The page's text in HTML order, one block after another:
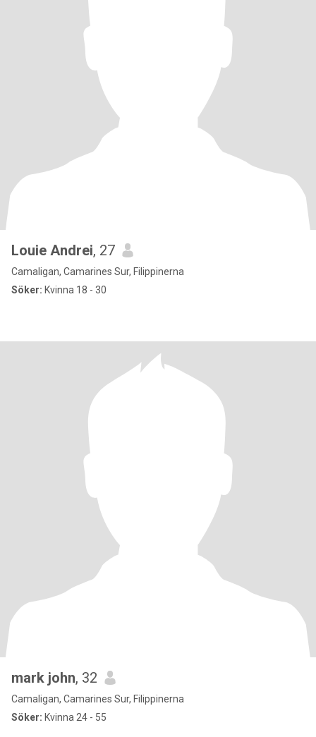
Louie Andrei, 27
Camaligan, Camarines Sur, Filippinerna
Söker: Kvinna 18 - 30
mark john, 32
Camaligan, Camarines Sur, Filippinerna
Söker: Kvinna 24 - 55